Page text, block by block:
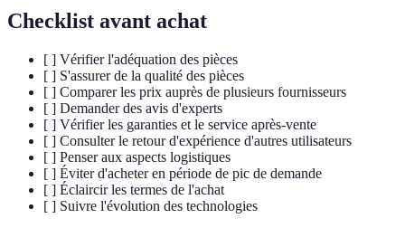
Checklist avant achat
[ ] Vérifier l'adéquation des pièces
[ ] S'assurer de la qualité des pièces
[ ] Comparer les prix auprès de plusieurs fournisseurs
[ ] Demander des avis d'experts
[ ] Vérifier les garanties et le service après-vente
[ ] Consulter le retour d'expérience d'autres utilisateurs
[ ] Penser aux aspects logistiques
[ ] Éviter d'acheter en période de pic de demande
[ ] Éclaircir les termes de l'achat
[ ] Suivre l'évolution des technologies